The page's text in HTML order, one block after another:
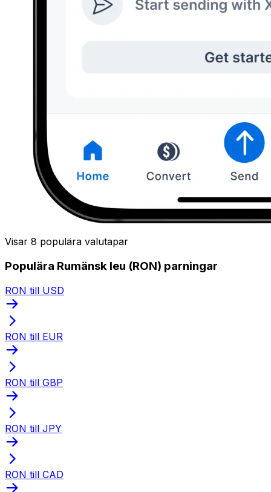
Visar 8 populära valutapar
Populära Rumänsk leu (RON) parningar
RON till USD
RON till EUR
RON till GBP
RON till JPY
RON till CAD